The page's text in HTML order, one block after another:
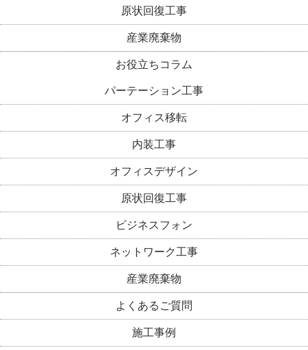
原状回復工事
産業廃棄物
お役立ちコラム
パーテーション工事
オフィス移転
内装工事
オフィスデザイン
原状回復工事
ビジネスフォン
ネットワーク工事
産業廃棄物
よくあるご質問
施工事例